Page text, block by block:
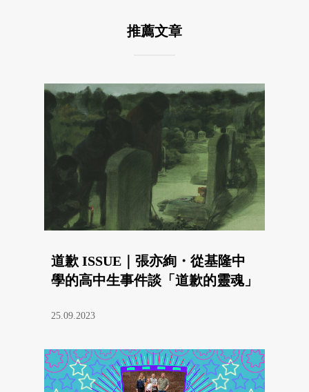
推薦文章
道歉 ISSUE｜張亦絢・從基隆中
學的高中生事件談「道歉的靈魂」
25.09.2023